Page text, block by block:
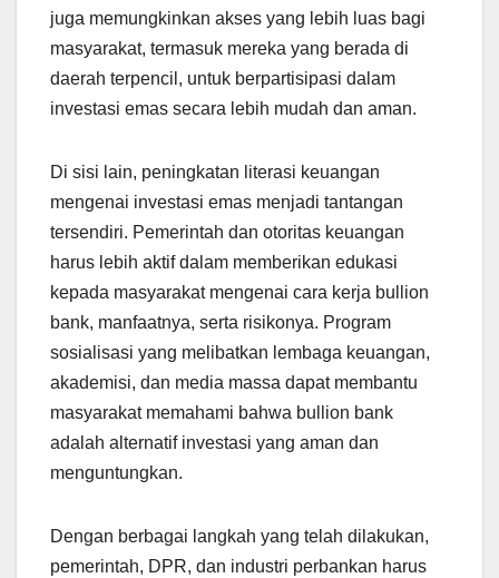
juga memungkinkan akses yang lebih luas bagi
masyarakat, termasuk mereka yang berada di
daerah terpencil, untuk berpartisipasi dalam
investasi emas secara lebih mudah dan aman.
Di sisi lain, peningkatan literasi keuangan
mengenai investasi emas menjadi tantangan
tersendiri. Pemerintah dan otoritas keuangan
harus lebih aktif dalam memberikan edukasi
kepada masyarakat mengenai cara kerja bullion
bank, manfaatnya, serta risikonya. Program
sosialisasi yang melibatkan lembaga keuangan,
akademisi, dan media massa dapat membantu
masyarakat memahami bahwa bullion bank
adalah alternatif investasi yang aman dan
menguntungkan.
Dengan berbagai langkah yang telah dilakukan,
pemerintah, DPR, dan industri perbankan harus